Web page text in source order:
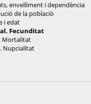
envelliment i dependència
de la població
i edat
Fecunditat
Mortalitat
Nupcialitat